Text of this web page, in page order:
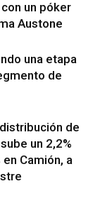
un póker
Austone
una etapa
de
de
un 2,2%
Camión, a